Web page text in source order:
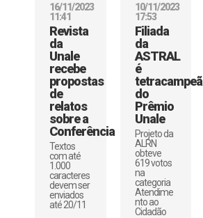
16/11/2023
11:41
Revista
da
Unale
recebe
propostas
de
relatos
sobre a
Conferência
Textos
com até
1.000
caracteres
devem ser
enviados
até 20/11
10/11/2023
17:53
Filiada
da
ASTRAL
é
tetracampeã
do
Prêmio
Unale
Projeto da
ALRN
obteve
619 votos
na
categoria
Atendime
nto ao
Cidadão